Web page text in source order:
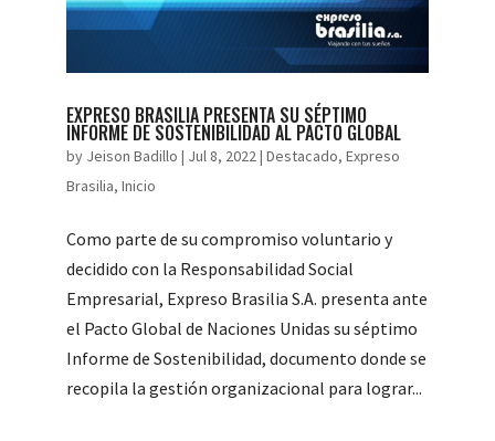
EXPRESO BRASILIA PRESENTA SU SÉPTIMO
INFORME DE SOSTENIBILIDAD AL PACTO GLOBAL
by Jeison Badillo | Jul 8, 2022| Destacado, Expreso
Brasilia, Inicio
Como parte de su compromiso voluntario y
decidido con la Responsabilidad Social
Empresarial, Expreso Brasilia S.A. presenta ante
el Pacto Global de Naciones Unidas su séptimo
Informe de Sostenibilidad, documento donde se
recopila la gestión organizacional para lograr...